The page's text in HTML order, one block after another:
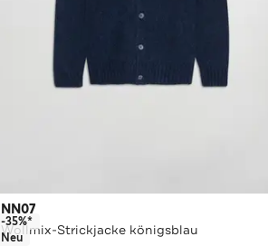
NN07
Wollmix-Strickjacke königsblau
-35%*
Neu